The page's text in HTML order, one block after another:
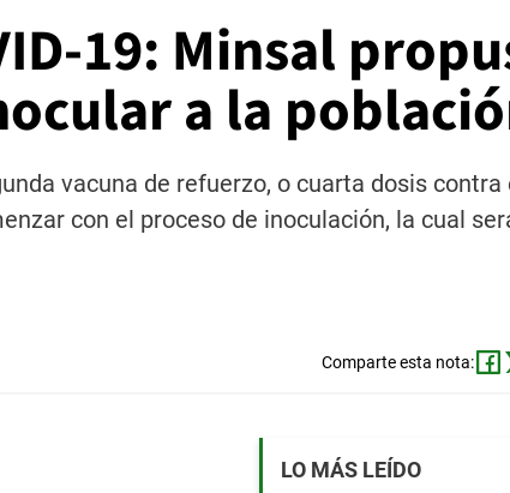
19: Minsal
a la
vacuna de refuerzo, o cuarta dosis contra
con el proceso de inoculación, la cual
Comparte esta nota:
LO MÁS LEÍDO